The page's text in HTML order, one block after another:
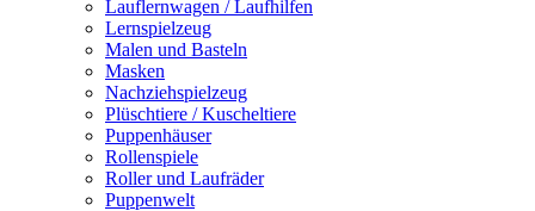
Lauflernwagen / Laufhilfen
Lernspielzeug
Malen und Basteln
Masken
Nachziehspielzeug
Plüschtiere / Kuscheltiere
Puppenhäuser
Rollenspiele
Roller und Laufräder
Puppenwelt